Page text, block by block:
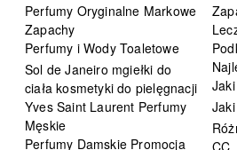
Perfumy Oryginalne Markowe
Zapachy
Perfumy i Wody Toaletowe
Sol de Janeiro mgiełki do
ciała kosmetyki do pielęgnacji
Yves Saint Laurent Perfumy
Męskie
Perfumy Damskie Promocja
CC